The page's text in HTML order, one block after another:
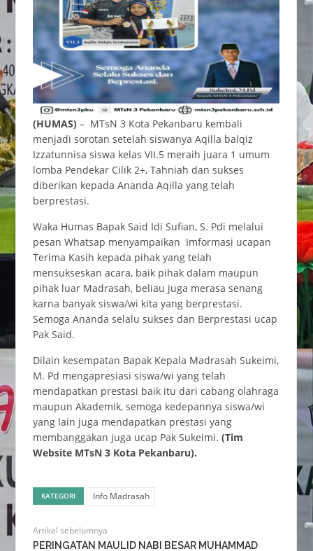
(HUMAS)– MTsN 3 Kota Pekanbaru kembali
menjadi sorotan setelah siswanya Aqilla balqiz
Izzatunnisa siswa kelas VII.5 meraih juara 1 umum
lomba Pendekar Cilik 2+, Tahniah dan sukses
diberikan kepada Ananda Aqilla yang telah
berprestasi.
Waka Humas Bapak Said Idi Sufian, S. Pdi melalui
pesan Whatsap menyampaikan Imformasi ucapan
Terima Kasih kepada pihak yang telah
mensukseskan acara, baik pihak dalam maupun
pihak luar Madrasah, beliau juga merasa senang
karna banyak siswa/wi kita yang berprestasi.
Semoga Ananda selalu sukses dan Berprestasi ucap
Pak Said.
Dilain kesempatan Bapak Kepala Madrasah Sukeimi,
M. Pd mengapresiasi siswa/wi yang telah
mendapatkan prestasi baik itu dari cabang olahraga
maupun Akademik, semoga kedepannya siswa/wi
yang lain juga mendapatkan prestasi yang
membanggakan juga ucap Pak Sukeimi. (Tim
Website MTsN 3 Kota Pekanbaru).
KATEGORI Info Madrasah
Artikel sebelumnya
PERINGATAN MAULID NABI BESAR MUHAMMAD